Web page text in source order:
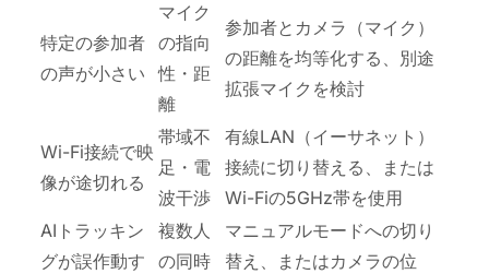
特定の参加者
の声が小さい
マイク
の指向
性・距
離
参加者とカメラ（マイク）
の距離を均等化する、別途
拡張マイクを検討
Wi-Fi接続で映
像が途切れる
帯域不
足・電
波干渉
有線LAN（イーサネット）
接続に切り替える、または
Wi-Fiの5GHz帯を使用
AIトラッキン
グが誤作動す
複数人
の同時
マニュアルモードへの切り
替え、またはカメラの位